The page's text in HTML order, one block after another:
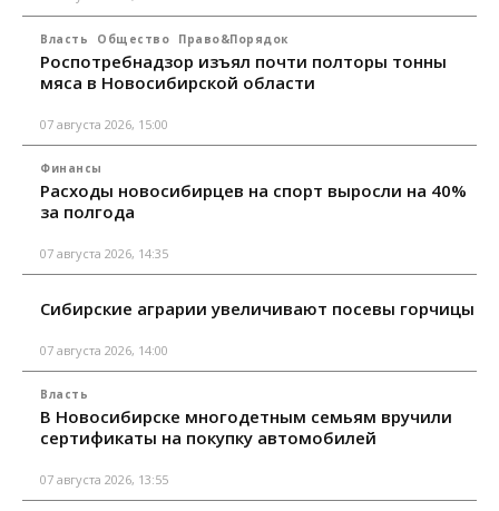
Власть Общество Право&Порядок
Роспотребнадзор изъял почти полторы тонны
мяса в Новосибирской области
07 августа 2026, 15:00
Финансы
Расходы новосибирцев на спорт выросли на 40%
за полгода
07 августа 2026, 14:35
Сибирские аграрии увеличивают посевы горчицы
07 августа 2026, 14:00
Власть
В Новосибирске многодетным семьям вручили
сертификаты на покупку автомобилей
07 августа 2026, 13:55